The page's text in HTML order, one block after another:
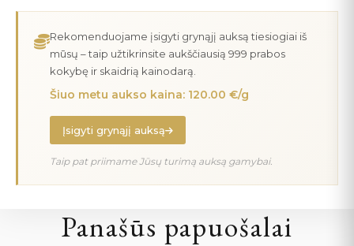
Rekomenduojame įsigyti grynąjį auksą tiesiogiai iš
mūsų – taip užtikrinsite aukščiausią 999 prabos
kokybę ir skaidrią kainodarą.
Šiuo metu aukso kaina: 120.00 €/g
Įsigyti grynąjį auksą
Taip pat priimame Jūsų turimą auksą gamybai.
Panašūs papuošalai